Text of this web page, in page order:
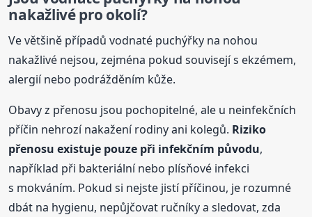
nakažlivé pro okolí?
Ve většině případů vodnaté puchýřky na nohou
nakažlivé nejsou, zejména pokud souvisejí s ekzémem,
alergií nebo podrážděním kůže.
Obavy z přenosu jsou pochopitelné, ale u neinfekčních
příčin nehrozí nakažení rodiny ani kolegů. Riziko
přenosu existuje pouze při infekčním původu,
například při bakteriální nebo plísňové infekci
s mokváním. Pokud si nejste jistí příčinou, je rozumné
dbát na hygienu, nepůjčovat ručníky a sledovat, zda